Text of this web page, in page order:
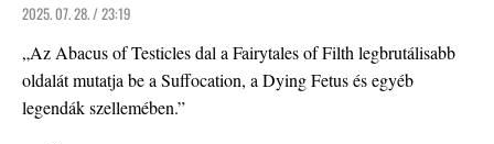
2025. 07. 28. / 23:19
„Az Abacus of Testicles dal a Fairytales of Filth legbrutálisabb
oldalát mutatja be a Suffocation, a Dying Fetus és egyéb
legendák szellemében.”